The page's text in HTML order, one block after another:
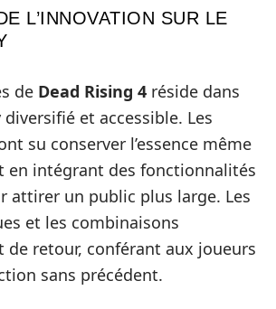
L’INNOVATION SUR LE
de Dead Rising 4 réside dans
diversifié et accessible. Les
su conserver l’essence même
en intégrant des fonctionnalités
attirer un public plus large. Les
et les combinaisons
de retour, conférant aux joueurs
sans précédent.